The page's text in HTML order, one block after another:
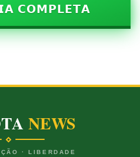
𝗖𝗢𝗠𝗣𝗟𝗘𝗧𝗔
NEWS
· LIBERDADE